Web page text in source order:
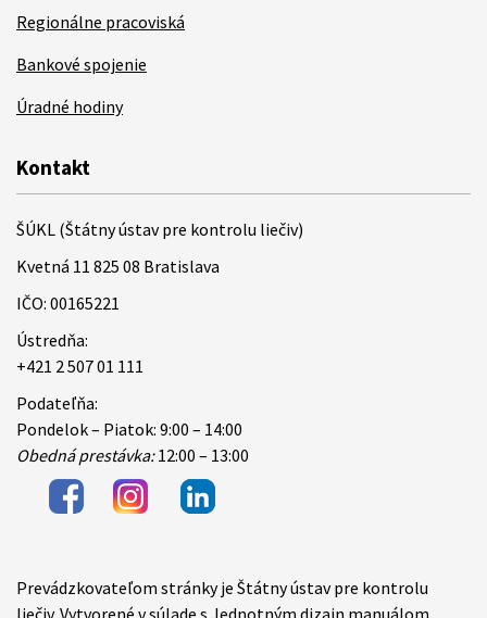
Regionálne pracoviská
Bankové spojenie
Úradné hodiny
Kontakt
ŠÚKL (Štátny ústav pre kontrolu liečiv)
Kvetná 11 825 08 Bratislava
IČO: 00165221
Ústredňa:
+421 2 507 01 111
Podateľňa:
Pondelok – Piatok: 9:00 – 14:00
Obedná prestávka:12:00 – 13:00
Items
Prevádzkovateľom stránky je Štátny ústav pre kontrolu
liečiv. Vytvorené v súlade s Jednotným dizajn manuálom